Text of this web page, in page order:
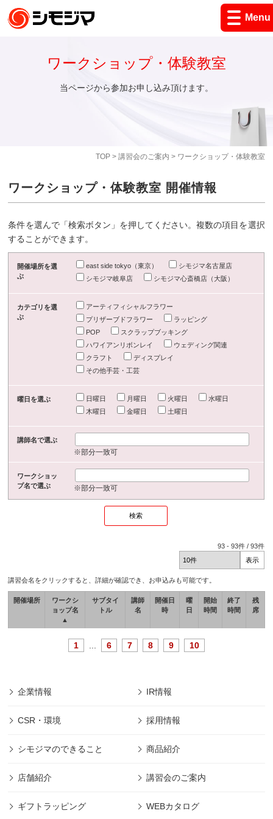
Menu
TOP> 講習会のご案内 > ワークショップ・体験教室
ワークショップ・体験教室
当ページから参加お申し込み頂けます。
ワークショップ・体験教室 開催情報
条件を選んで「検索ボタン」を押してください。複数の項目を選択
することができます。
開催場所を選
ぶ
east side tokyo（東京）
シモジマ名古屋店
シモジマ岐阜店
シモジマ心斎橋店（大阪）
カテゴリを選
ぶ
アーティフィシャルフラワー
プリザーブドフラワー
ラッピング
POP
スクラップブッキング
ハワイアンリボンレイ
ウェディング関連
クラフト
ディスプレイ
その他手芸・工芸
曜日を選ぶ 日曜日 月曜日 火曜日
水曜日
木曜日
金曜日 土曜日
講師名で選ぶ
※部分一致可
ワークショッ
プ名で選ぶ
※部分一致可
93 -93件 /93件
講習会名をクリックすると、詳細が確認でき、お申込みも可能です。
開催場所
ワークシ
ョップ名
▲
サブタイ
トル
講師
名
開催日
時
曜
日
開始
時間
終了
時間
残
席
1 6 7 8 9 10
企業情報 IR情報
CSR・環境 採用情報
シモジマのできること 商品紹介
店舗紹介 講習会のご案内
ギフトラッピング WEBカタログ